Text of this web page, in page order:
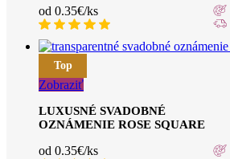
od 0.35€/ks
Top
Zobraziť
LUXUSNÉ SVADOBNÉ
OZNÁMENIE ROSE SQUARE
od 0.35€/ks